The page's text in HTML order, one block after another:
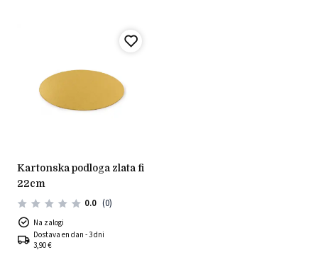
kartonska podloga zlata fi
22cm
0.0 (0)
Na zalogi
Dostava en dan - 3 dni
3,90 €